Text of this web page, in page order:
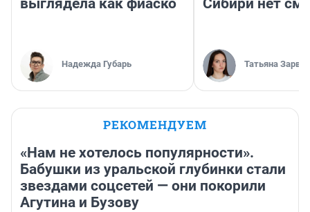
выглядела как фиаско
Надежда Губарь
Сибири нет
Татьяна Зарва
РЕКОМЕНДУЕМ
«Нам не хотелось популярности».
Бабушки из уральской глубинки стали
звездами соцсетей — они покорили
Агутина и Бузову